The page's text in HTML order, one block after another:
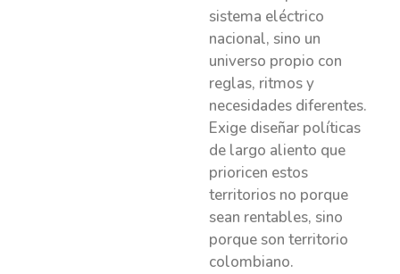
sistema eléctrico
nacional, sino un
universo propio con
reglas, ritmos y
necesidades diferentes.
Exige diseñar políticas
de largo aliento que
prioricen estos
territorios no porque
sean rentables, sino
porque son territorio
colombiano.